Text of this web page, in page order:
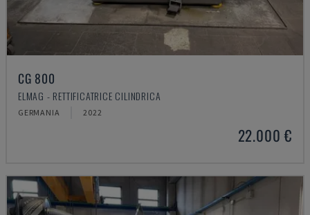
CG 800
ELMAG - RETTIFICATRICE CILINDRICA
GERMANIA 2022
22.000 €